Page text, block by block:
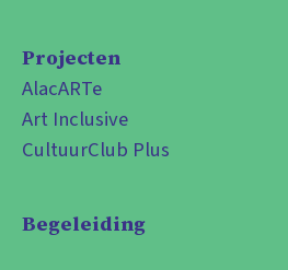
Projecten
AlacARTe
Art Inclusive
CultuurClub Plus
Begeleiding